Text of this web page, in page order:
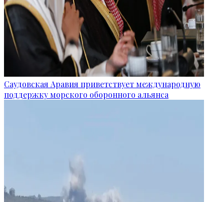
Саудовская Аравия приветствует международную
поддержку морского оборонного альянса